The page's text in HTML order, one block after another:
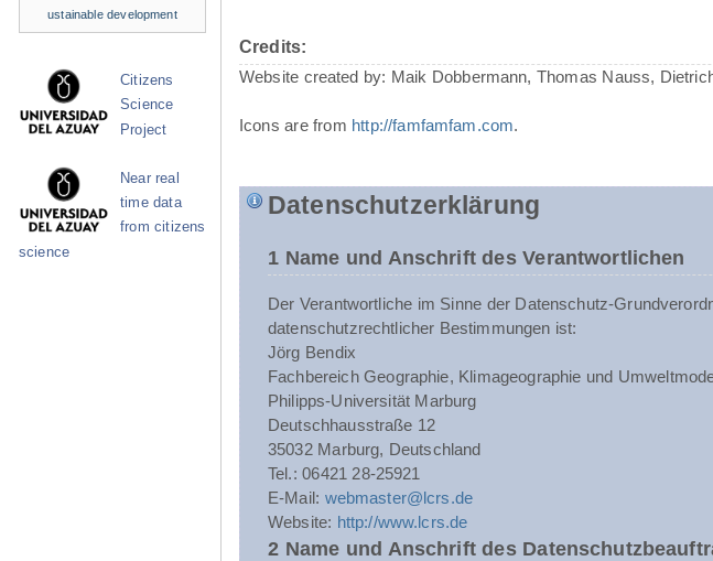
Credits:
Website created by: Maik Dobbermann, Thomas Nauss,
Icons are from http://famfamfam.com.
Datenschutzerklärung
1 Name und Anschrift des Verantwortlichen
Der Verantwortliche im Sinne der Datenschutz-
datenschutzrechtlicher Bestimmungen ist:
Jörg Bendix
Fachbereich Geographie, Klimageographie und
Philipps-Universität Marburg
Deutschhausstraße 12
35032 Marburg, Deutschland
Tel.: 06421 28-25921
E-Mail: webmaster@lcrs.de
Website: http://www.lcrs.de
2 Name und Anschrift des
ustainable development
Citizens
Science
Project
Near real
time data
from citizens
science